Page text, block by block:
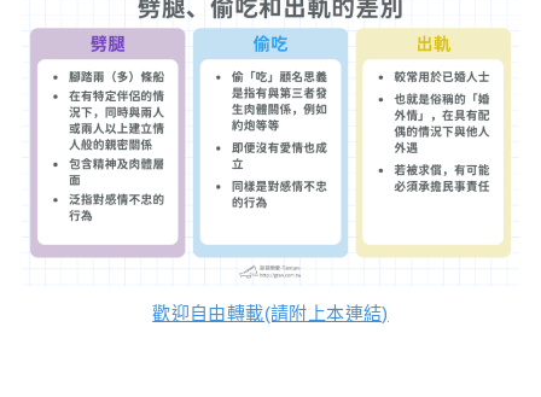
歡迎自由轉載(請附上本連結)